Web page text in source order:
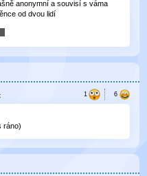
anonymní a souvisí s váma
od dvou lidí
ráno)